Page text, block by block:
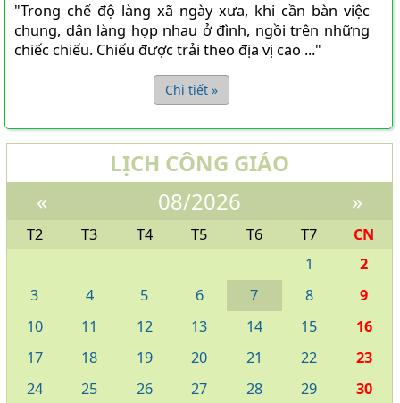
DS giáo dân Vinh Sơn
Danh sách khu Mai Liên
Danh sách khu Thánh Mẫu
Danh sách khu Du Sinh
Danh sách khu Bảo Lộc
Download LỜI BÀI HÁT
Tải về (file pdf và encore)
TÀI LIỆU
Các mẫu phiếu đăng ký
"Trong chế độ làng xã ngày xưa, khi cần bàn việc
chung, dân làng họp nhau ở đình, ngồi trên những
chiếc chiếu. Chiếu được trải theo địa vị cao ..."
Chi tiết »
LỊCH CÔNG GIÁO
«
08/2026 »
T2 T3 T4 T5 T6 T7
CN
1
2
3
4 5 6 7 8
9
10
11 12 13 14 15
16
17
18 19 20 21 22
23
24
25 26 27 28 29
30